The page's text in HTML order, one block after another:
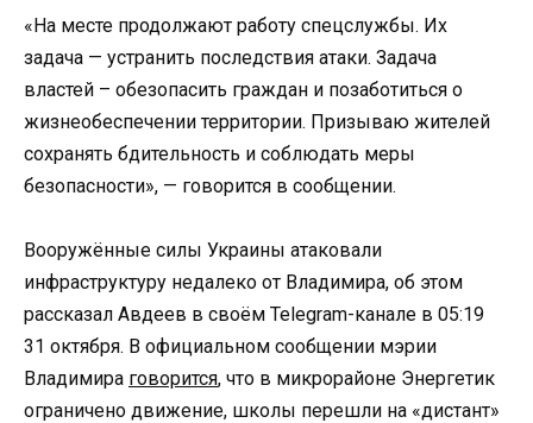
«На месте продолжают работу спецслужбы. Их
задача — устранить последствия атаки. Задача
властей – обезопасить граждан и позаботиться о
жизнеобеспечении территории. Призываю жителей
сохранять бдительность и соблюдать меры
безопасности», — говорится в сообщении.
Вооружённые силы Украины атаковали
инфраструктуру недалеко от Владимира, об этом
рассказал Авдеев в своём Telegram-канале в 05:19
31 октября. В официальном сообщении мэрии
Владимира говорится, что в микрорайоне Энергетик
ограничено движение, школы перешли на «дистант»